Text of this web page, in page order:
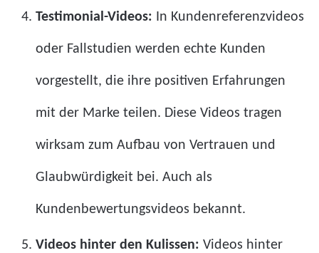
Testimonial-Videos: In Kundenreferenzvideos
oder Fallstudien werden echte Kunden
vorgestellt, die ihre positiven Erfahrungen
mit der Marke teilen. Diese Videos tragen
wirksam zum Aufbau von Vertrauen und
Glaubwürdigkeit bei. Auch als
Kundenbewertungsvideos bekannt.
Videos hinter den Kulissen: Videos hinter